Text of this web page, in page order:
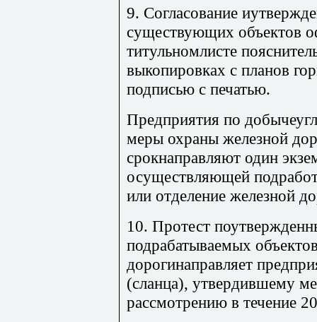
9. Согласование
существующих объектов
титульномлисте
выкопировках с планов
подписью с печатью.
Предприятия по
меры охраны железной
срокнаправляют один
осуществляющей
или отделение железной
10. Протест
подрабатываемых
дорогинаправляет
(сланца), утвердившему
рассмотрению в течение